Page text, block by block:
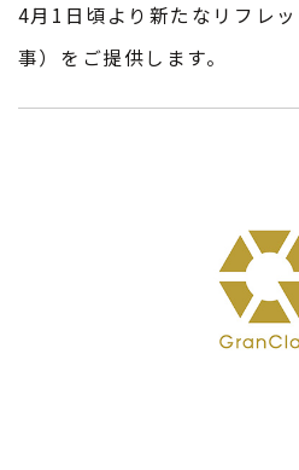
4月1日頃より新たなリフレ
事）をご提供します。